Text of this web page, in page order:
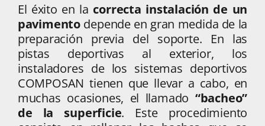
El éxito en la correcta instalación de un
pavimento depende en gran medida de la
preparación previa del soporte. En las
pistas deportivas al exterior, los
instaladores de los sistemas deportivos
COMPOSAN tienen que llevar a cabo, en
muchas ocasiones, el llamado “bacheo”
de la superficie. Este procedimiento